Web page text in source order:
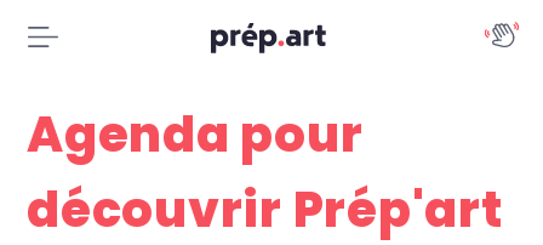
Agenda pour
découvrir Prép'art